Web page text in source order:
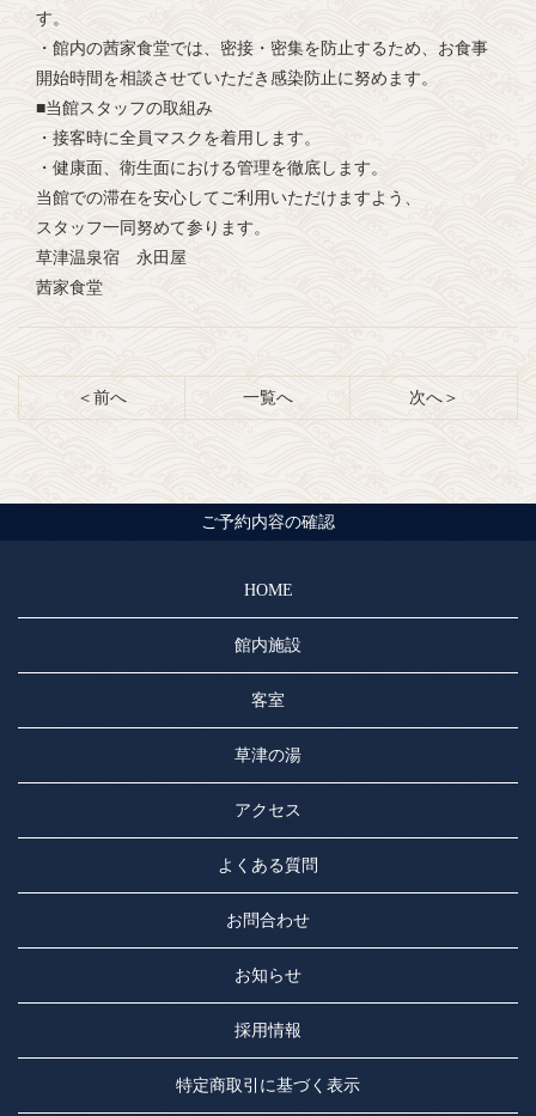
す。
・館内の茜家食堂では、密接・密集を防止するため、お食事
開始時間を相談させていただき感染防止に努めます。
■当館スタッフの取組み
・接客時に全員マスクを着用します。
・健康面、衛生面における管理を徹底します。
当館での滞在を安心してご利用いただけますよう、
スタッフ一同努めて参ります。
草津温泉宿 永田屋
茜家食堂
＜前へ 一覧へ 次へ＞
ご予約内容の確認
HOME
館内施設
客室
草津の湯
アクセス
よくある質問
お問合わせ
お知らせ
採用情報
特定商取引に基づく表示